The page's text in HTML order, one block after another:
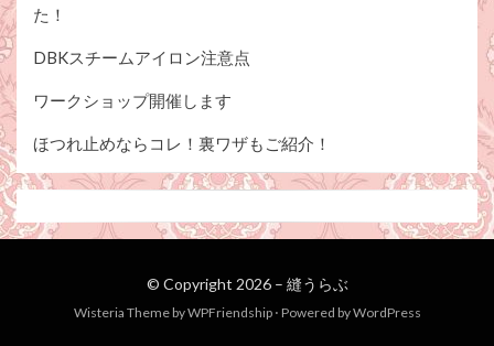
た！
DBKスチームアイロン注意点
ワークショップ開催します
ほつれ止めならコレ！裏ワザもご紹介！
© Copyright 2026 – 縫うらぶ
Wisteria Theme byWPFriendship ⋅ Powered byWordPress